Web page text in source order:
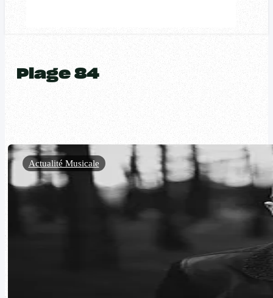
Plage 84
Actualité Musicale